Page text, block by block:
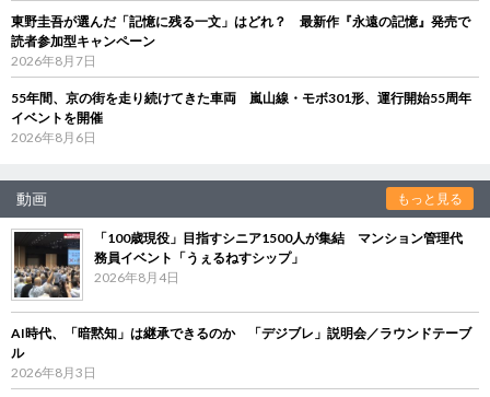
東野圭吾が選んだ「記憶に残る一文」はどれ？ 最新作『永遠の記憶』発売で
読者参加型キャンペーン
2026年8月7日
55年間、京の街を走り続けてきた車両 嵐山線・モボ301形、運行開始55周年
イベントを開催
2026年8月6日
動画 もっと見る
「100歳現役」目指すシニア1500人が集結 マンション管理代
務員イベント「うぇるねすシップ」
2026年8月4日
AI時代、「暗黙知」は継承できるのか 「デジブレ」説明会／ラウンドテーブ
ル
2026年8月3日